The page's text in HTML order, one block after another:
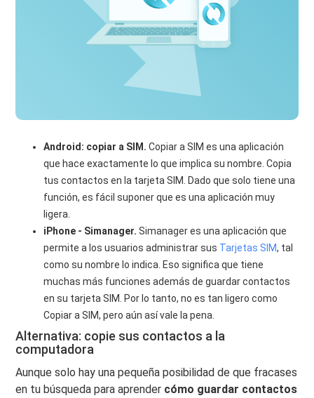
Android: copiar a SIM.Copiar a SIM es una aplicación
que hace exactamente lo que implica su nombre. Copia
tus contactos en la tarjeta SIM. Dado que solo tiene una
función, es fácil suponer que es una aplicación muy
ligera.
iPhone - Simanager.Simanager es una aplicación que
permite a los usuarios administrar sus Tarjetas SIM, tal
como su nombre lo indica. Eso significa que tiene
muchas más funciones además de guardar contactos
en su tarjeta SIM. Por lo tanto, no es tan ligero como
Copiar a SIM, pero aún así vale la pena.
Alternativa: copie sus contactos a la
computadora
Aunque solo hay una pequeña posibilidad de que fracases
en tu búsqueda para aprender cómo guardar contactos